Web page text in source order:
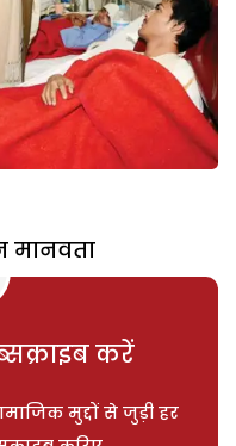
करें
मुद्दों से जुड़ी हर